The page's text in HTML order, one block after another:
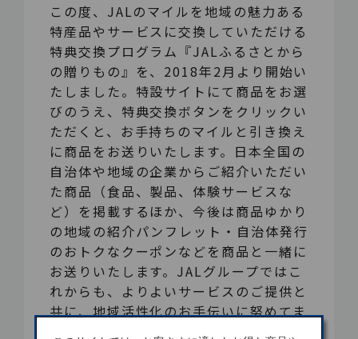
この度、JALのマイルを地域の魅力ある
特産品やサービスに交換していただける
特典交換プログラム『JALふるさとから
の贈りもの』を、2018年2月より開始い
たしました。特設サイトにて商品をお選
びのうえ、特典交換ボタンをクリックい
ただくと、お手持ちのマイルと引き換え
に商品をお送りいたします。日本全国の
自治体や地域の企業からご紹介いただい
た商品（食品、製品、体験サービスな
ど）を掲載するほか、今後は商品ゆかり
の地域の紹介パンフレット・自治体発行
のおトクなクーポンなどを商品と一緒に
お送りいたします。JALグループではこ
れからも、よりよいサービスのご提供と
共に、地域活性化のお手伝いに努めてま